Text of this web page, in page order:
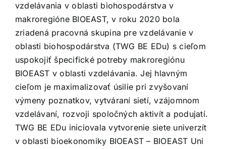
vzdelávania v oblasti biohospodárstva v
makroregióne BIOEAST, v roku 2020 bola
zriadená pracovná skupina pre vzdelávanie v
oblasti biohospodárstva (TWG BE EDu) s cieľom
uspokojiť špecifické potreby makroregiónu
BIOEAST v oblasti vzdelávania. Jej hlavným
cieľom je maximalizovať úsilie pri zvyšovaní
výmeny poznatkov, vytváraní sietí, vzájomnom
vzdelávaní, rozvoji spoločných aktivít a podujatí.
TWG BE EDu iniciovala vytvorenie siete univerzít
v oblasti bioekonomiky BIOEAST – BIOEAST Uni